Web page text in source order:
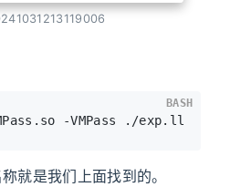
-VMPass ./exp.ll
BASH
就是我们上面找到的。